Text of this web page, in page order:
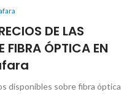
DE LAS
FIBRA ÓPTICA EN
disponibles sobre fibra óptica